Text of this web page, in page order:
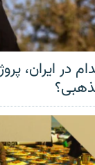
در ایران،